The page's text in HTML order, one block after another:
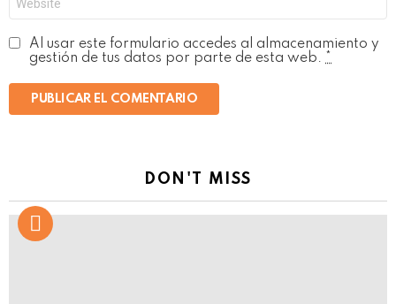
Al usar este formulario accedes al almacenamiento y
gestión de tus datos por parte de esta web. *
DON'T MISS